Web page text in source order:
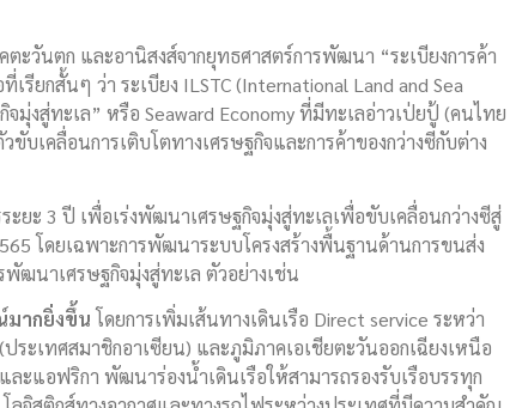
ะวันตก และอานิสงส์จากยุทธศาสตร์การพัฒนา “ระเบียงการค้า
รียกสั้นๆ ว่า ระเบียง ILSTC (International Land and Sea
จมุ่งสู่ทะเล” หรือ Seaward Economy ที่มีทะเลอ่าวเป่ยปู้ (คนไทย
บเคลื่อนการเติบโตทางเศรษฐกิจและการค้าของกว่างซีกับต่าง
ยะ 3 ปี เพื่อเร่งพัฒนาเศรษฐกิจมุ่งสู่ทะเลเพื่อขับเคลื่อนกว่างซีสู่
โดยเฉพาะการพัฒนาระบบโครงสร้างพื้นฐานด้านการขนส่ง
ฒนาเศรษฐกิจมุ่งสู่ทะเล ตัวอย่างเช่น
มากยิ่งขึ้น โดยการเพิ่มเส้นทางเดินเรือ Direct service ระหว่า
ระเทศสมาชิกอาเซียน) และภูมิภาคเอเชียตะวันออกเฉียงเหนือ
ละแอฟริกา พัฒนาร่องน้ำเดินเรือให้สามารถรองรับเรือบรรทุก